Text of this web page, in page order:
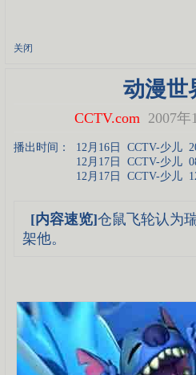
关闭
动漫世
CCTV.com 2007年
播出时间： 12月16日 CCTV-少儿
12月17日 CCTV-少儿
12月17日 CCTV-少儿
[内容速览]仓鼠飞轮认为
架他。